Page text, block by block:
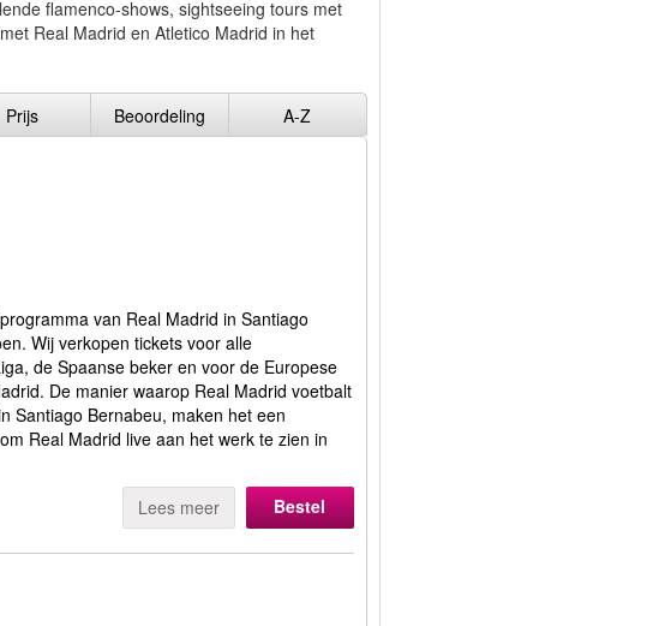
flamenco-shows, sightseeing tours met
Real Madrid en Atletico Madrid in het
Prijs Beoordeling A-Z
van Real Madrid in Santiago
Wij verkopen tickets voor alle
de Spaanse beker en voor de Europese
De manier waarop Real Madrid voetbalt
Santiago Bernabeu, maken het een
Real Madrid live aan het werk te zien in
Lees meer Bestel